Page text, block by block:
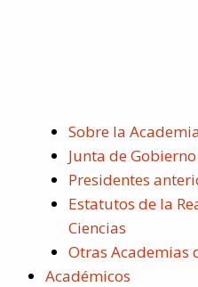
Sobre la
Junta de Gobierno
Presidentes
Estatutos de la
Ciencias
Otras Academias
Académicos